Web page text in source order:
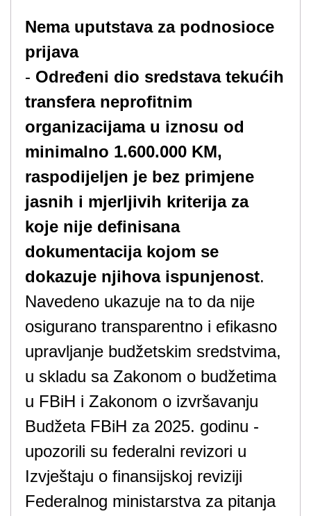
Nema uputstava za podnosioce
prijava
- Određeni dio sredstava tekućih
transfera neprofitnim
organizacijama u iznosu od
minimalno 1.600.000 KM,
raspodijeljen je bez primjene
jasnih i mjerljivih kriterija za
koje nije definisana
dokumentacija kojom se
dokazuje njihova ispunjenost.
Navedeno ukazuje na to da nije
osigurano transparentno i efikasno
upravljanje budžetskim sredstvima,
u skladu sa Zakonom o budžetima
u FBiH i Zakonom o izvršavanju
Budžeta FBiH za 2025. godinu -
upozorili su federalni revizori u
Izvještaju o finansijskoj reviziji
Federalnog ministarstva za pitanja